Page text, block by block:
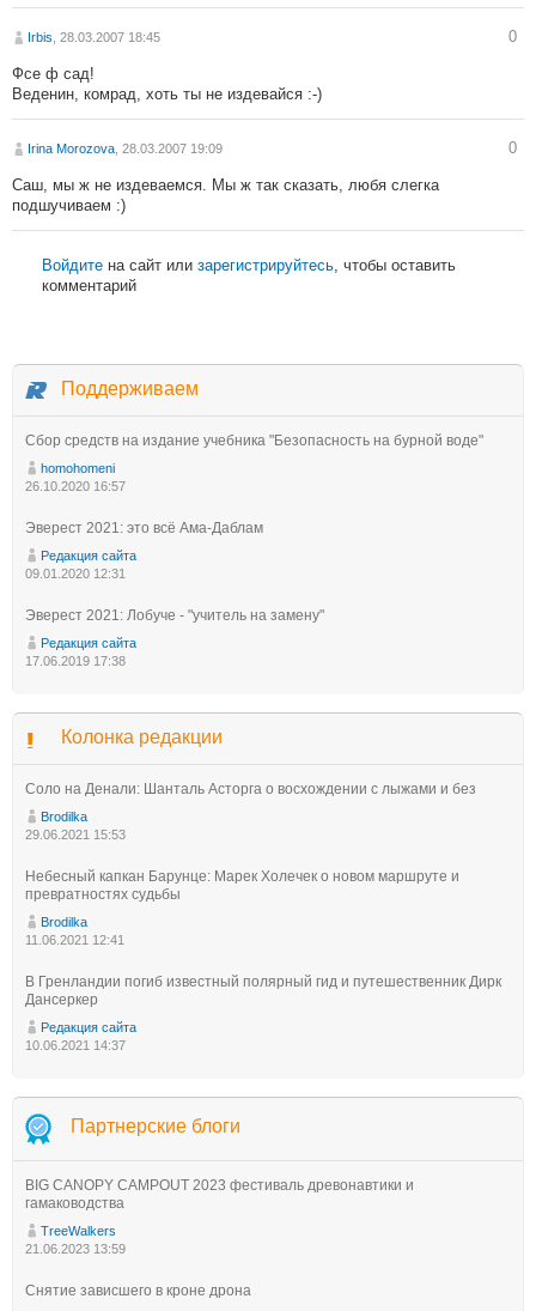
Irbis , 28.03.2007 18:45 0
Фсе ф сад!
Веденин, комрад, хоть ты не издевайся :-)
Irina Morozova , 28.03.2007 19:09 0
Саш, мы ж не издеваемся. Мы ж так сказать, любя слегка
подшучиваем :)
Войдите на сайт или зарегистрируйтесь, чтобы оставить
комментарий
Поддерживаем
Сбор средств на издание учебника "Безопасность на бурной воде"
homohomeni
26.10.2020 16:57
Эверест 2021: это всё Ама-Даблам
Редакция сайта
09.01.2020 12:31
Эверест 2021: Лобуче - "учитель на замену"
Редакция сайта
17.06.2019 17:38
Колонка редакции
Соло на Денали: Шанталь Асторга о восхождении с лыжами и без
Brodilka
29.06.2021 15:53
Небесный капкан Барунце: Марек Холечек о новом маршруте и
превратностях судьбы
Brodilka
11.06.2021 12:41
В Гренландии погиб известный полярный гид и путешественник Дирк
Дансеркер
Редакция сайта
10.06.2021 14:37
Партнерские блоги
BIG CANOPY CAMPOUT 2023 фестиваль древонавтики и
гамаководства
TreeWalkers
21.06.2023 13:59
Снятие зависшего в кроне дрона